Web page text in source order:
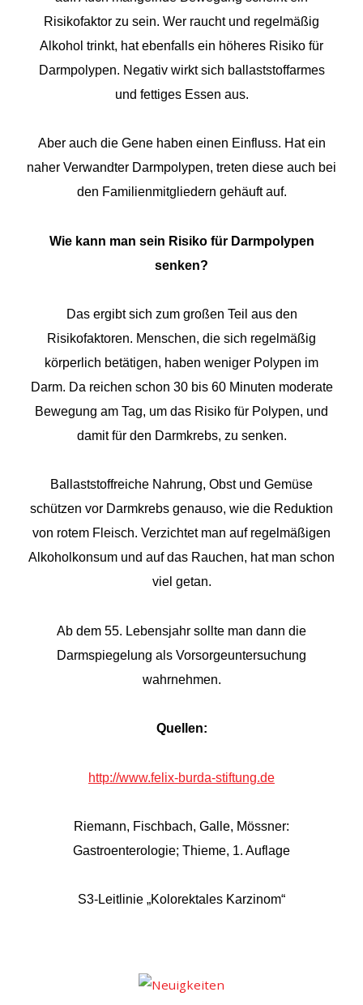
Risikofaktor zu sein. Wer raucht und regelmäßig
Alkohol trinkt, hat ebenfalls ein höheres Risiko für
Darmpolypen. Negativ wirkt sich ballaststoffarmes
und fettiges Essen aus.
Aber auch die Gene haben einen Einfluss. Hat ein
naher Verwandter Darmpolypen, treten diese auch bei
den Familienmitgliedern gehäuft auf.
Wie kann man sein Risiko für Darmpolypen
senken?
Das ergibt sich zum großen Teil aus den
Risikofaktoren. Menschen, die sich regelmäßig
körperlich betätigen, haben weniger Polypen im
Darm. Da reichen schon 30 bis 60 Minuten moderate
Bewegung am Tag, um das Risiko für Polypen, und
damit für den Darmkrebs, zu senken.
Ballaststoffreiche Nahrung, Obst und Gemüse
schützen vor Darmkrebs genauso, wie die Reduktion
von rotem Fleisch. Verzichtet man auf regelmäßigen
Alkoholkonsum und auf das Rauchen, hat man schon
viel getan.
Ab dem 55. Lebensjahr sollte man dann die
Darmspiegelung als Vorsorgeuntersuchung
wahrnehmen.
Quellen:
http://www.felix-burda-stiftung.de
Riemann, Fischbach, Galle, Mössner:
Gastroenterologie; Thieme, 1. Auflage
S3-Leitlinie „Kolorektales Karzinom“